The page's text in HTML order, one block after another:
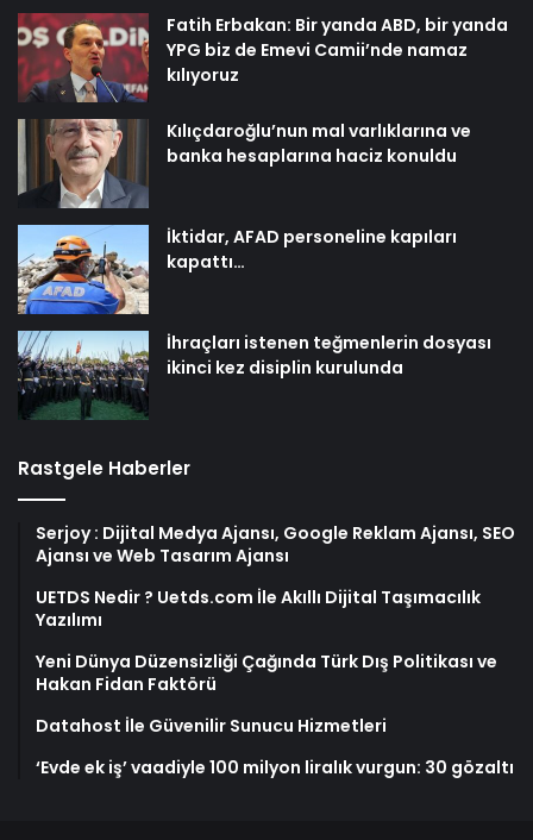
Fatih Erbakan: Bir yanda ABD, bir yanda
YPG biz de Emevi Camii’nde namaz
kılıyoruz
Kılıçdaroğlu’nun mal varlıklarına ve
banka hesaplarına haciz konuldu
İktidar, AFAD personeline kapıları
kapattı…
İhraçları istenen teğmenlerin dosyası
ikinci kez disiplin kurulunda
Rastgele Haberler
Serjoy : Dijital Medya Ajansı, Google Reklam Ajansı, SEO
Ajansı ve Web Tasarım Ajansı
UETDS Nedir ? Uetds.com İle Akıllı Dijital Taşımacılık
Yazılımı
Yeni Dünya Düzensizliği Çağında Türk Dış Politikası ve
Hakan Fidan Faktörü
Datahost İle Güvenilir Sunucu Hizmetleri
‘Evde ek iş’ vaadiyle 100 milyon liralık vurgun: 30 gözaltı